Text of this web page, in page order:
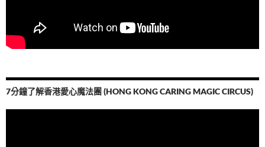
7分鐘了解香港愛心魔法團 (HONG KONG CARING MAGIC CIRCUS)